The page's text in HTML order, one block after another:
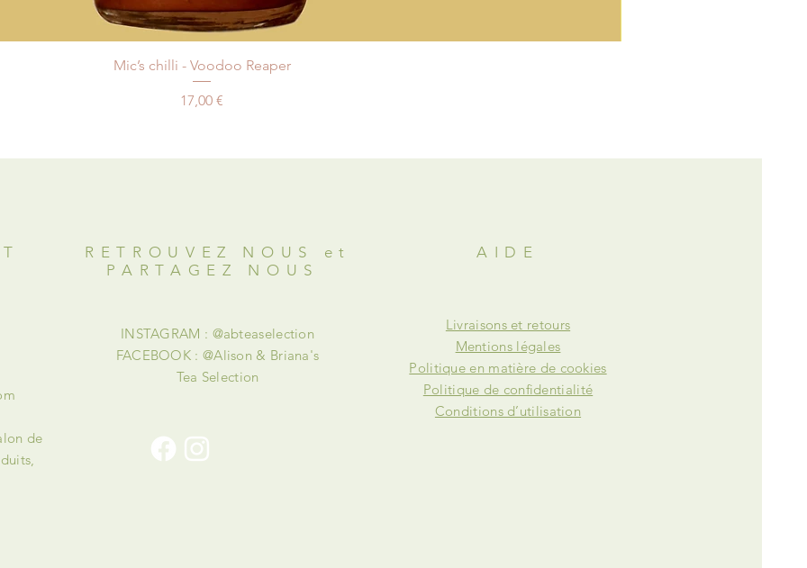
Mic’s chilli - Voodoo Reaper
Preis
17,00 €
de
RETROUVEZ NOUS et
PARTAGEZ NOUS
INSTAGRAM : @abteaselection
FACEBOOK : @Alison & Briana's
Tea Selection
AIDE
Livraisons et retours
Mentions légales
Politique en matière de cookies
Politique de confidentialité
Conditions d’utilisation